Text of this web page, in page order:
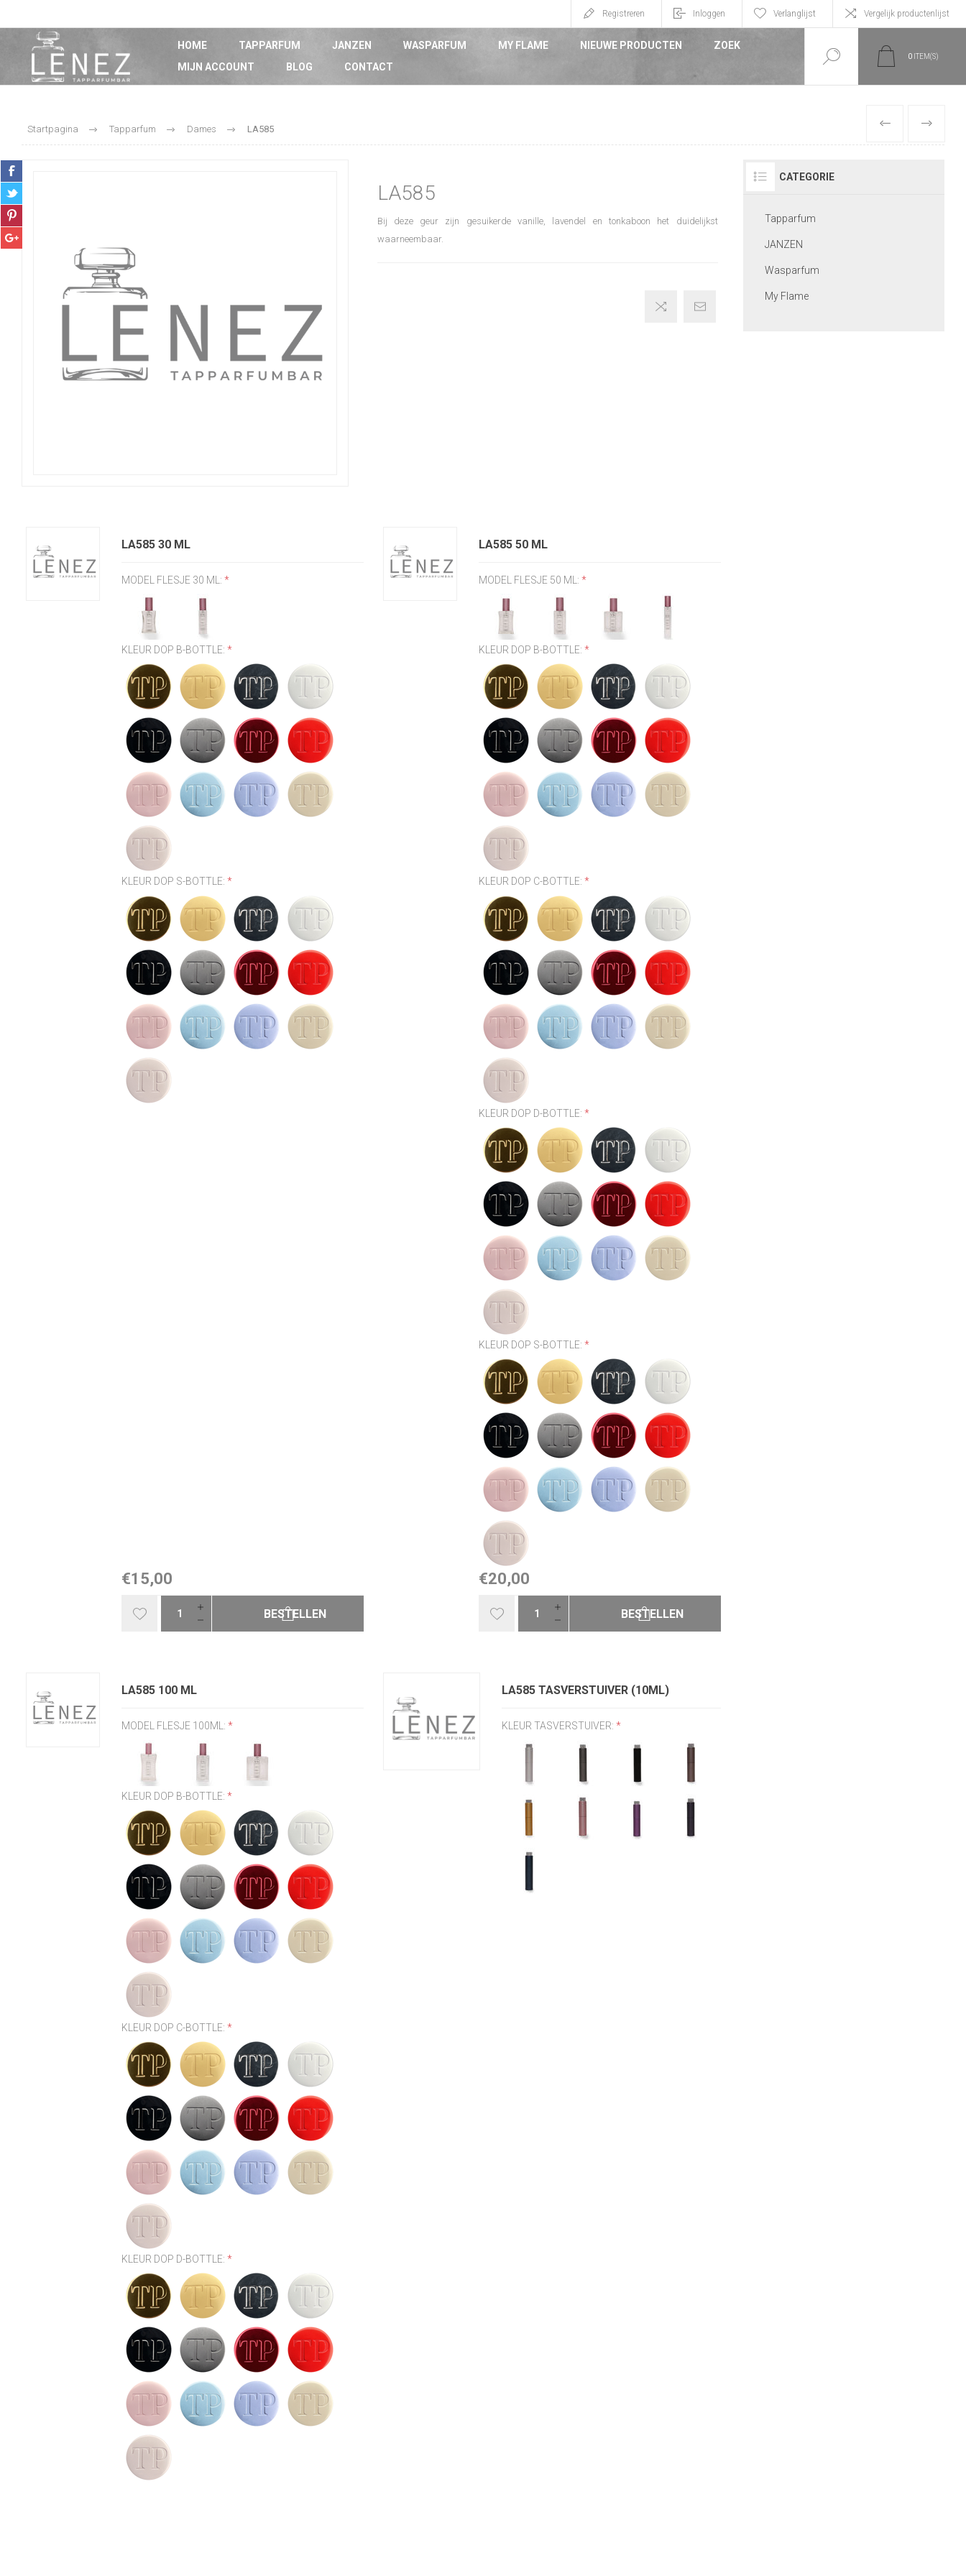
Registreren Inloggen Verlanglijst Vergelijk productenlijst
HOME TAPPARFUM JANZEN WASPARFUM MY FLAME NIEUWE PRODUCTEN
ZOEK
MIJN ACCOUNT
BLOG CONTACT
0 ITEM(S)
Startpagina Tapparfum Dames LA585 VORIGE
LA585
Bij deze geur zijn gesuikerde vanille, lavendel en tonkaboon het duidelijkst
waarneembaar.
LA585 30 ML
MODEL FLESJE 30 ML:*
KLEUR DOP B-BOTTLE:*
KLEUR DOP S-BOTTLE:*
€15,00
BESTELLEN
LA585 50 ML
MODEL FLESJE 50 ML:*
KLEUR DOP B-BOTTLE:*
KLEUR DOP C-BOTTLE:*
KLEUR DOP D-BOTTLE:*
KLEUR DOP S-BOTTLE:*
€20,00
BESTELLEN
LA585 100 ML
MODEL FLESJE 100ML:*
KLEUR DOP B-BOTTLE:*
KLEUR DOP C-BOTTLE:*
KLEUR DOP D-BOTTLE:*
LA585 TASVERSTUIVER (10ML)
KLEUR TASVERSTUIVER:*
CATEGORIE
Tapparfum
JANZEN
Wasparfum
My Flame